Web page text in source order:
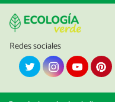
Redes sociales